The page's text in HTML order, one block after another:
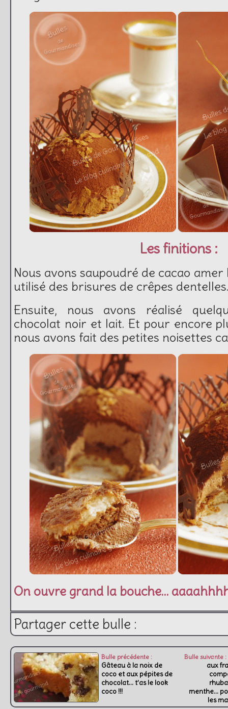
Les finitions :
Nous avons saupoudré de cacao
utilisé des brisures de crêpes dentelles.
Ensuite, nous avons réalisé
chocolat noir et lait. Et pour encore
nous avons fait des petites noisettes
On ouvre grand la bouche…
Partager cette bulle :
Bulle précédente :
Gâteau à la noix de
coco et aux pépites de
chocolat… t’as le look
coco !!!
Bulle suivante :
aux
menthe…
les